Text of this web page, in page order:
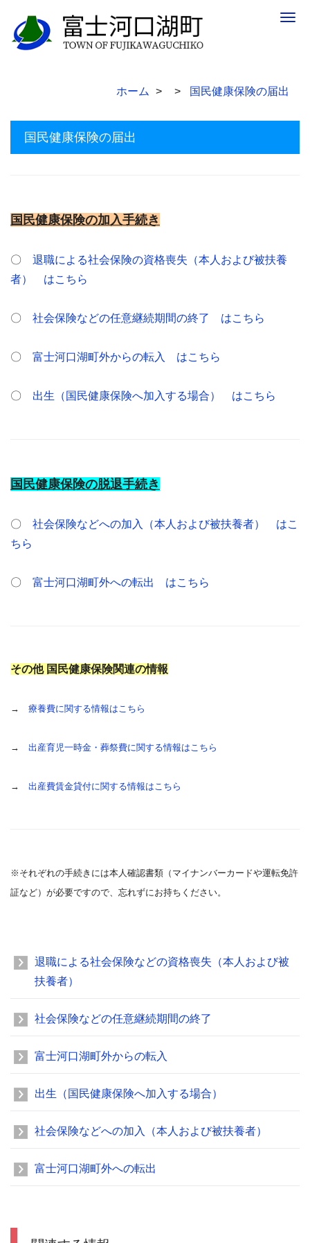
ホーム 国民健康保険の届出
国民健康保険の届出
国民健康保険の加入手続き
〇 退職による社会保険の資格喪失（本人および被扶養
者） はこちら
〇 社会保険などの任意継続期間の終了 はこちら
〇 富士河口湖町外からの転入 はこちら
〇 出生（国民健康保険へ加入する場合） はこちら
国民健康保険の脱退手続き
〇 社会保険などへの加入（本人および被扶養者） はこ
ちら
〇 富士河口湖町外への転出 はこちら
その他 国民健康保険関連の情報
→ 療養費に関する情報はこちら
→ 出産育児一時金・葬祭費に関する情報はこちら
→ 出産費賃金貸付に関する情報はこちら
※それぞれの手続きには本人確認書類（マイナンバーカードや運転免許
証など）が必要ですので、忘れずにお持ちください。
退職による社会保険などの資格喪失（本人および被
扶養者）
社会保険などの任意継続期間の終了
富士河口湖町外からの転入
出生（国民健康保険へ加入する場合）
社会保険などへの加入（本人および被扶養者）
富士河口湖町外への転出